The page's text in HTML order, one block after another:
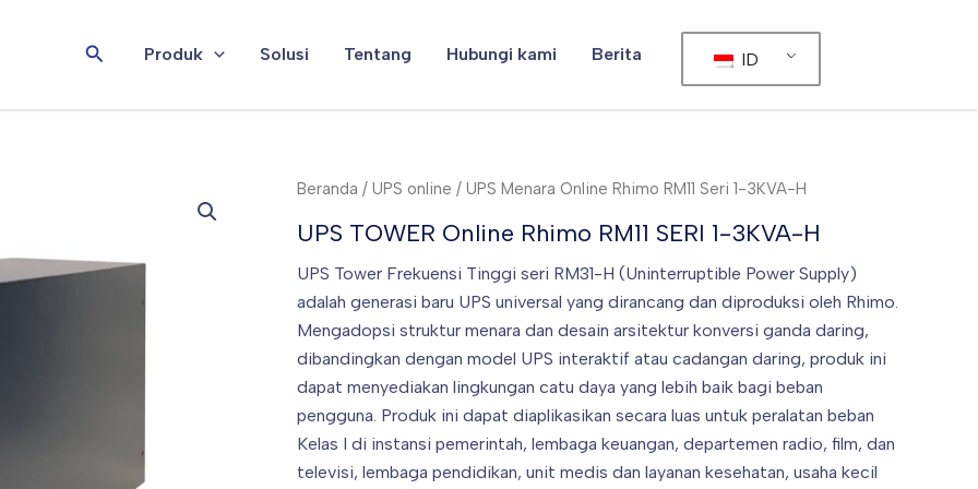
Cari Produk Solusi Tentang Hubungi kami Berita ID
Beranda / UPS online / UPS Menara Online Rhimo RM11 Seri 1-3KVA-H
UPS TOWER Online Rhimo RM11 SERI 1-3KVA-H
UPS Tower Frekuensi Tinggi seri RM31-H (Uninterruptible Power Supply)
adalah generasi baru UPS universal yang dirancang dan diproduksi oleh Rhimo.
Mengadopsi struktur menara dan desain arsitektur konversi ganda daring,
dibandingkan dengan model UPS interaktif atau cadangan daring, produk ini
dapat menyediakan lingkungan catu daya yang lebih baik bagi beban
pengguna. Produk ini dapat diaplikasikan secara luas untuk peralatan beban
Kelas I di instansi pemerintah, lembaga keuangan, departemen radio, film, dan
televisi, lembaga pendidikan, unit medis dan layanan kesehatan, usaha kecil